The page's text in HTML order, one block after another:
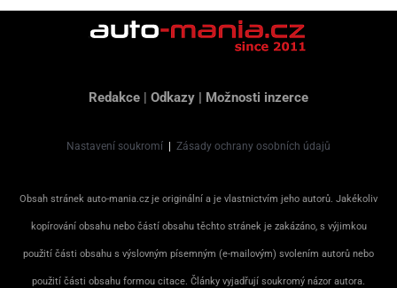
Redakce | Odkazy | Možnosti inzerce
Nastavení soukromí Zásady ochrany osobních údajů
Obsah stránek auto-mania.cz je originální a je vlastnictvím jeho autorů. Jakékoliv
kopírování obsahu nebo částí obsahu těchto stránek je zakázáno, s výjimkou
použití části obsahu s výslovným písemným (e-mailovým) svolením autorů nebo
použití části obsahu formou citace. Články vyjadřují soukromý názor autora.